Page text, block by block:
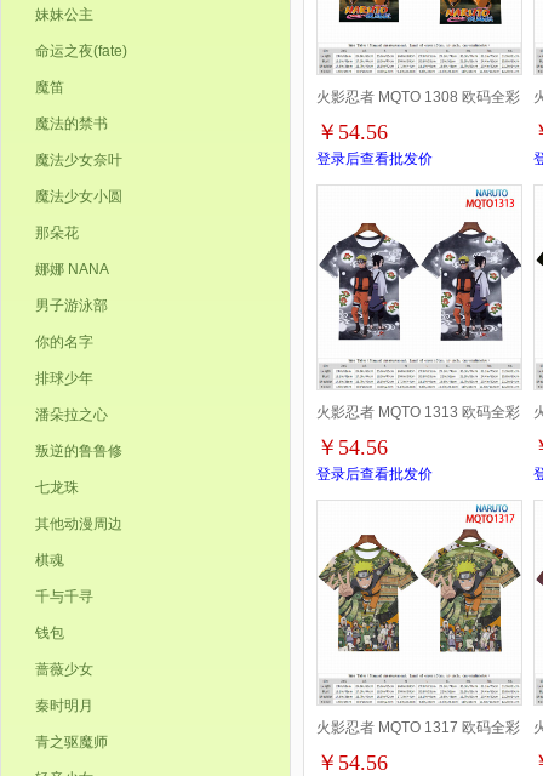
妹妹公主
命运之夜(fate)
魔笛
魔法的禁书
魔法少女奈叶
魔法少女小圆
那朵花
娜娜 NANA
男子游泳部
你的名字
排球少年
潘朵拉之心
叛逆的鲁鲁修
七龙珠
其他动漫周边
棋魂
千与千寻
钱包
蔷薇少女
秦时明月
青之驱魔师
火影忍者 MQTO 1308 欧码全彩
印花短袖T恤-2XS-4XL共9个码
￥54.56
登录后查看批发价
火影忍者 MQTO 1313 欧码全彩
印花短袖T恤-2XS-4XL共9个码
￥54.56
登录后查看批发价
火影忍者 MQTO 1317 欧码全彩
印花短袖T恤-2XS-4XL共9个码
￥54.56